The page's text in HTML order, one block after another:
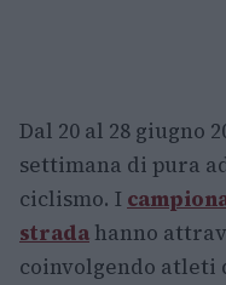
Dal 20 al 28 giugno
settimana di pura
ciclismo. I
strada hanno
coinvolgendo atleti